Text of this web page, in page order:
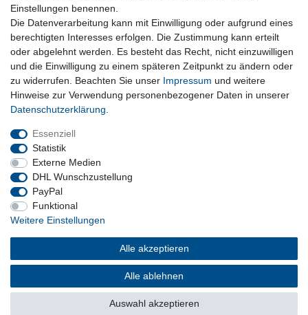
Kostenloser Versand ab 199 EURO Warenwert
30 Tage Rückgaberecht
sichere Bezahlverfahren
Barrierefreiheitserklärung
Vertrag widerrufen ImpressumDatenschutzerklärungAGB
Versand und Kosten
Einstellungen benennen.
Die Datenverarbeitung kann mit Einwilligung oder aufgrund eines
berechtigten Interesses erfolgen. Die Zustimmung kann erteilt
oder abgelehnt werden. Es besteht das Recht, nicht einzuwilligen
und die Einwilligung zu einem späteren Zeitpunkt zu ändern oder
zu widerrufen. Beachten Sie unser Impressum und weitere
Hinweise zur Verwendung personenbezogener Daten in unserer
Daten­schutz­erklärung
Essenziell
Statistik
Externe Medien
DHL Wunschzustellung
PayPal
Funktional
Weitere Einstellungen
Alle akzeptieren
Alle ablehnen
Auswahl akzeptieren